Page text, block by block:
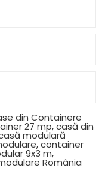
din Containere
27 mp,casă din
modulară
,container
9x3 m,
România